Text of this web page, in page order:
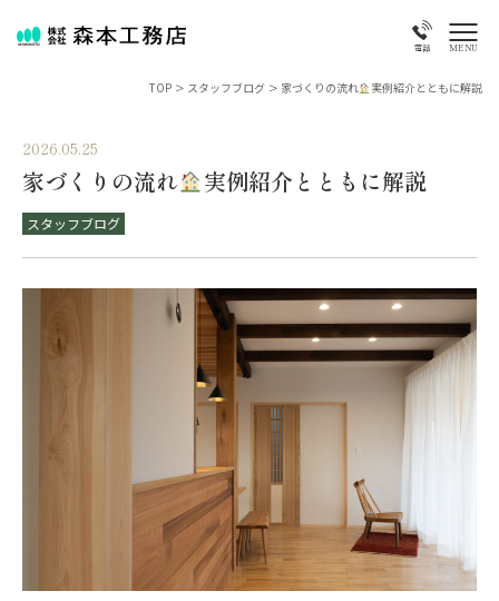
電話 MENU
TOP> スタッフブログ> 家づくりの流れ 実例紹介とともに解説
2026.05.25
家づくりの流れ 実例紹介とともに解説
スタッフブログ